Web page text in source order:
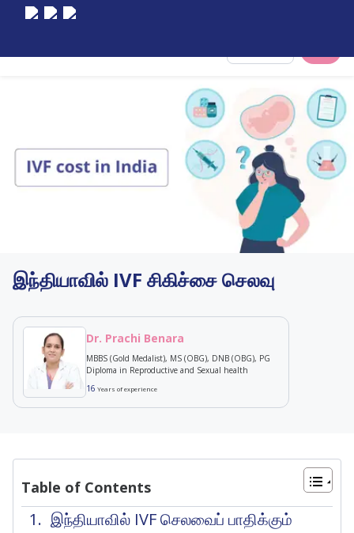
இந்தியாவில் IVF சிகிச்சை செலவு
Dr. Prachi Benara
MBBS (Gold Medalist), MS (OBG), DNB (OBG), PG
Diploma in Reproductive and Sexual health
16 Years of experience
Table of Contents
இந்தியாவில் IVF செலவைப் பாதிக்கும்